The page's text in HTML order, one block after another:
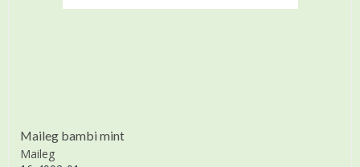
Maileg bambi mint
Maileg